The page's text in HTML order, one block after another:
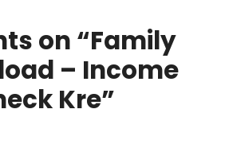
on “Family
– Income
Kre”